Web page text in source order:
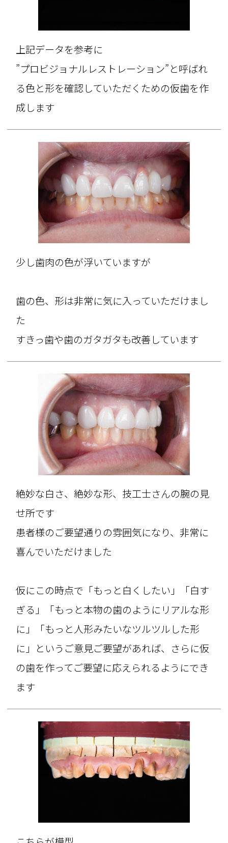
上記データを参考に
”プロビジョナルレストレーション”と呼ばれ
る色と形を確認していただくための仮歯を作
成します
少し歯肉の色が浮いていますが
歯の色、形は非常に気に入っていただけまし
た
すきっ歯や歯のガタガタも改善しています
絶妙な白さ、絶妙な形、技工士さんの腕の見
せ所です
患者様のご要望通りの雰囲気になり、非常に
喜んでいただけました
仮にこの時点で「もっと白くしたい」「白す
ぎる」「もっと本物の歯のようにリアルな形
に」「もっと人形みたいなツルツルした形
に」というご意見ご要望があれば、さらに仮
の歯を作ってご要望に応えられるようにでき
ます